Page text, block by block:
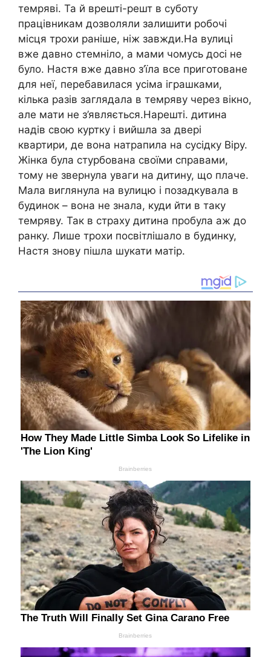
темряві. Та й врешті-решт в суботу
працівникам дозволяли залишити робочі
місця трохи раніше, ніж завжди.На вулиці
вже давно стемніло, а мами чомусь досі не
було. Настя вже давно з’їла все приготоване
для неї, перебавилася усіма іграшками,
кілька разів заглядала в темряву через вікно,
але мати не з’являється.Нарешті. дитина
надів свою куртку і вийшла за двері
квартири, де вона натрапила на сусідку Віру.
Жінка була стурбована своїми справами,
тому не звернула уваги на дитину, що плаче.
Мала виглянула на вулицю і позадкувала в
будинок – вона не знала, куди йти в таку
темряву. Так в страху дитина пробула аж до
ранку. Лише трохи посвітлішало в будинку,
Настя знову пішла шукати матір.